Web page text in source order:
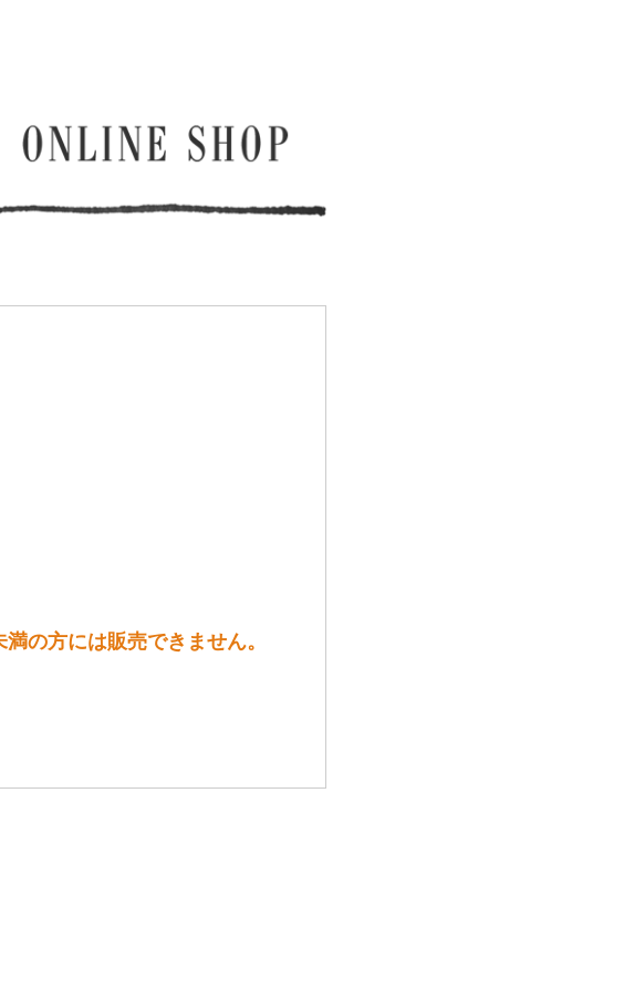
の方には販売できません。